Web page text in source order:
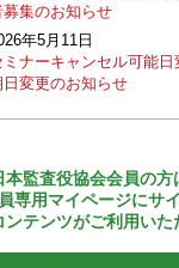
募集のお知らせ
年5月11日
ミナーキャンセル可能
日変更のお知らせ
本監査役協会会員の方
専用マイページにサ
ンテンツがご利用いた